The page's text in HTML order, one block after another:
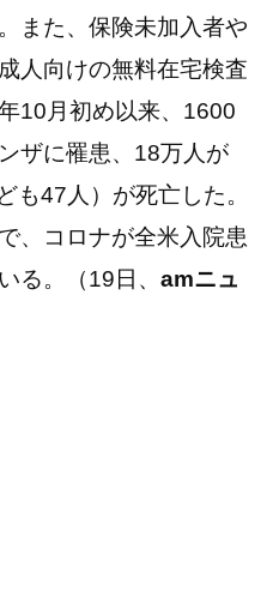
また、保険未加入者や
人向けの無料在宅検査
10月初め以来、1600
ザに罹患、18万人が
も47人）が死亡した。
、コロナが全米入院患
る。（19日、amニュ